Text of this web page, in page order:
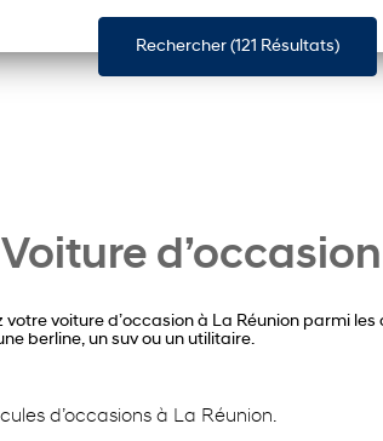
Rechercher (121 Résultats)
Voiture
votre voiture d’occasion à La Réunion parmi
berline, un suv ou un utilitaire.
d’occasions à La Réunion.